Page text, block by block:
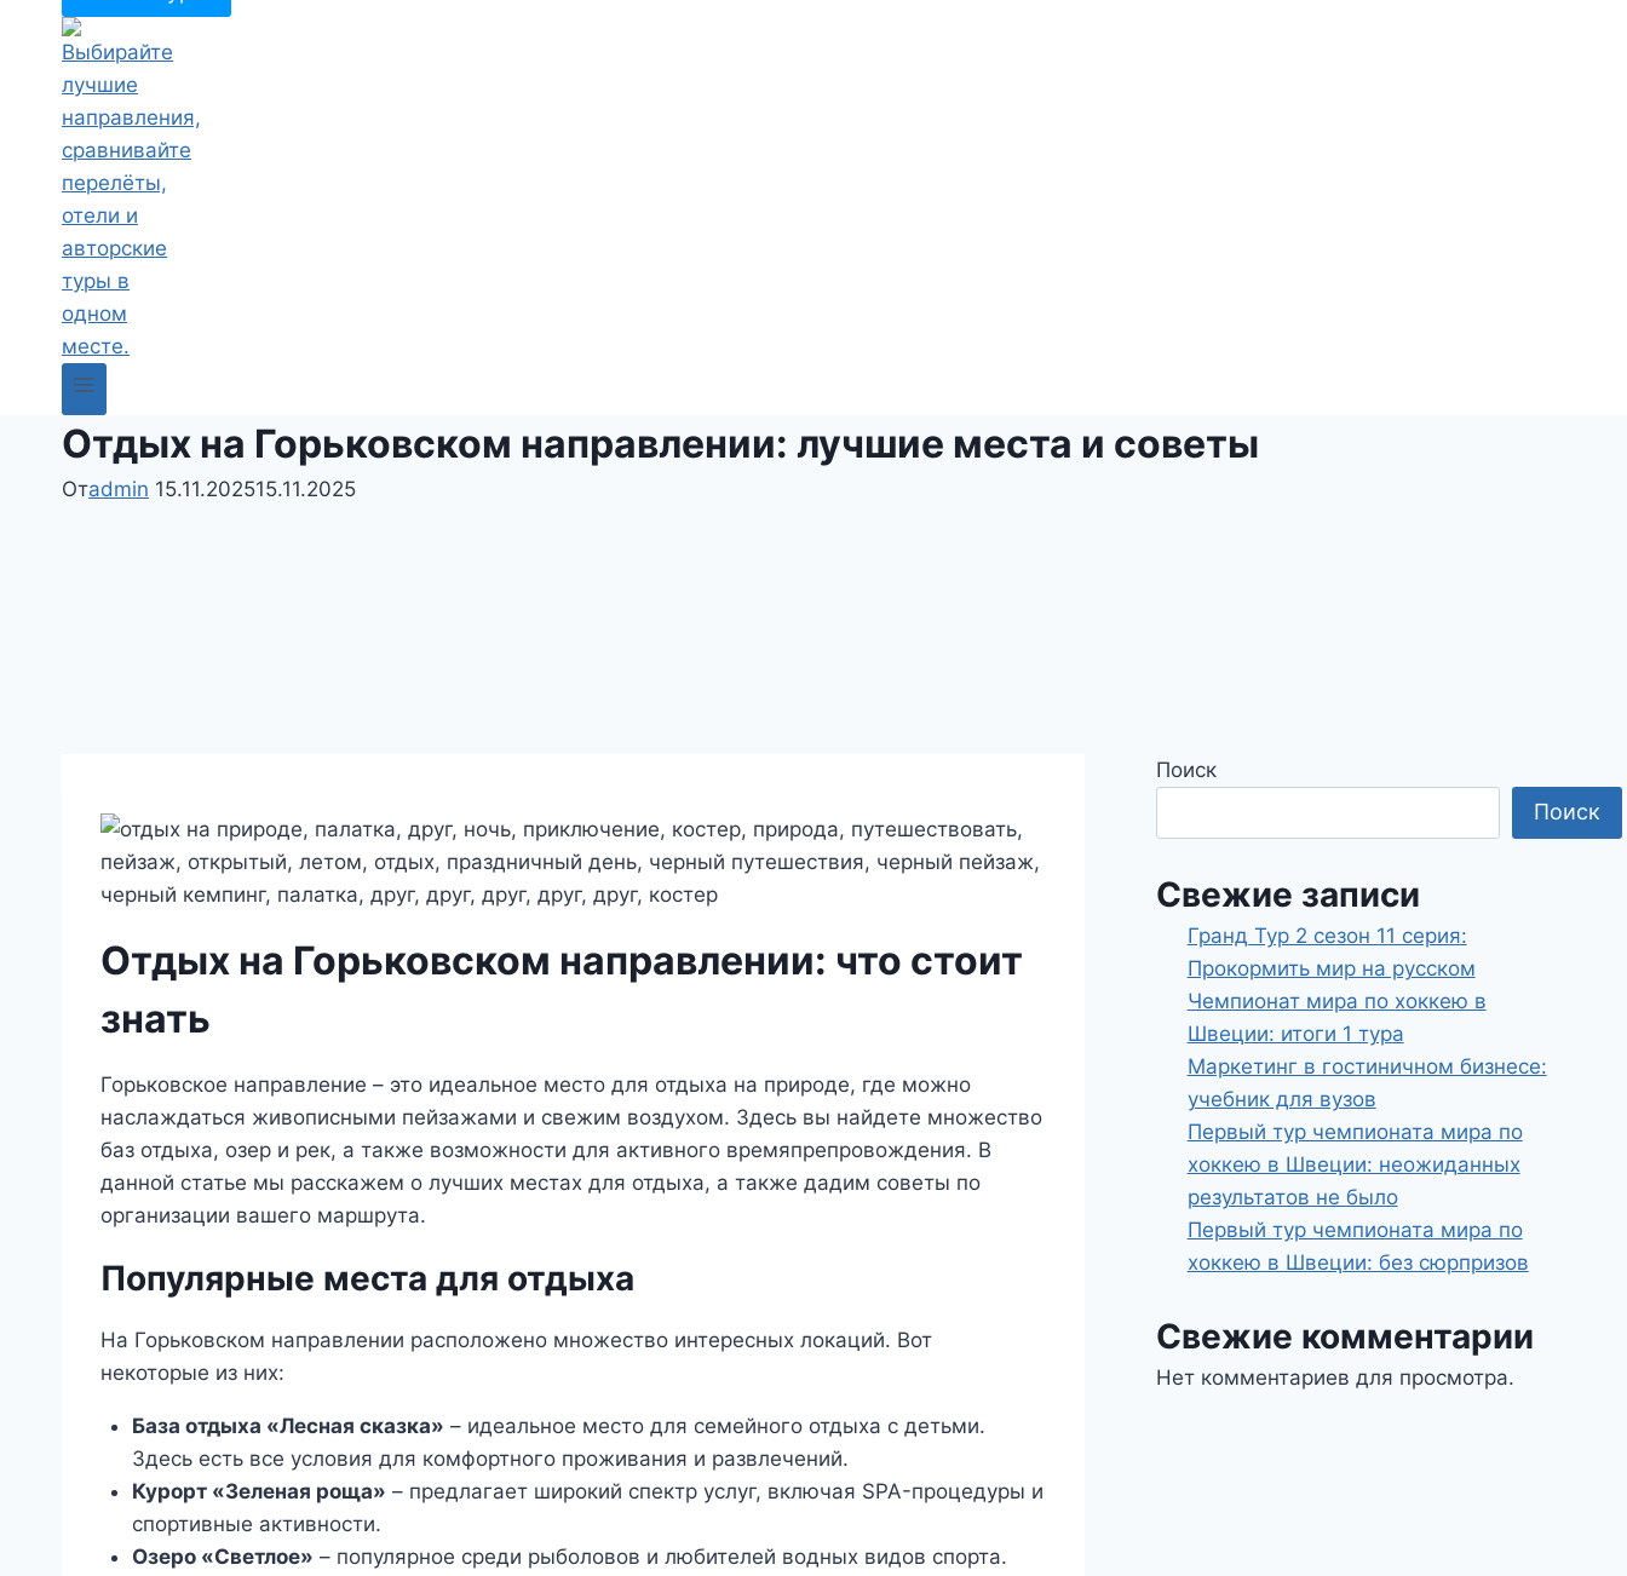
Отдых на Горьковском направлении: лучшие места и советы
Отadmin 15.11.202515.11.2025
Отдых на Горьковском направлении: что стоит
знать
Горьковское направление – это идеальное место для отдыха на природе, где можно
наслаждаться живописными пейзажами и свежим воздухом. Здесь вы найдете множество
баз отдыха, озер и рек, а также возможности для активного времяпрепровождения. В
данной статье мы расскажем о лучших местах для отдыха, а также дадим советы по
организации вашего маршрута.
Популярные места для отдыха
На Горьковском направлении расположено множество интересных локаций. Вот
некоторые из них:
База отдыха «Лесная сказка» – идеальное место для семейного отдыха с детьми.
Здесь есть все условия для комфортного проживания и развлечений.
Курорт «Зеленая роща» – предлагает широкий спектр услуг, включая SPA-процедуры и
спортивные активности.
Озеро «Светлое» – популярное среди рыболовов и любителей водных видов спорта.
Поиск
Поиск
Свежие записи
Гранд Тур 2 сезон 11 серия:
Прокормить мир на русском
Чемпионат мира по хоккею в
Швеции: итоги 1 тура
Маркетинг в гостиничном бизнесе:
учебник для вузов
Первый тур чемпионата мира по
хоккею в Швеции: неожиданных
результатов не было
Первый тур чемпионата мира по
хоккею в Швеции: без сюрпризов
Свежие комментарии
Нет комментариев для просмотра.